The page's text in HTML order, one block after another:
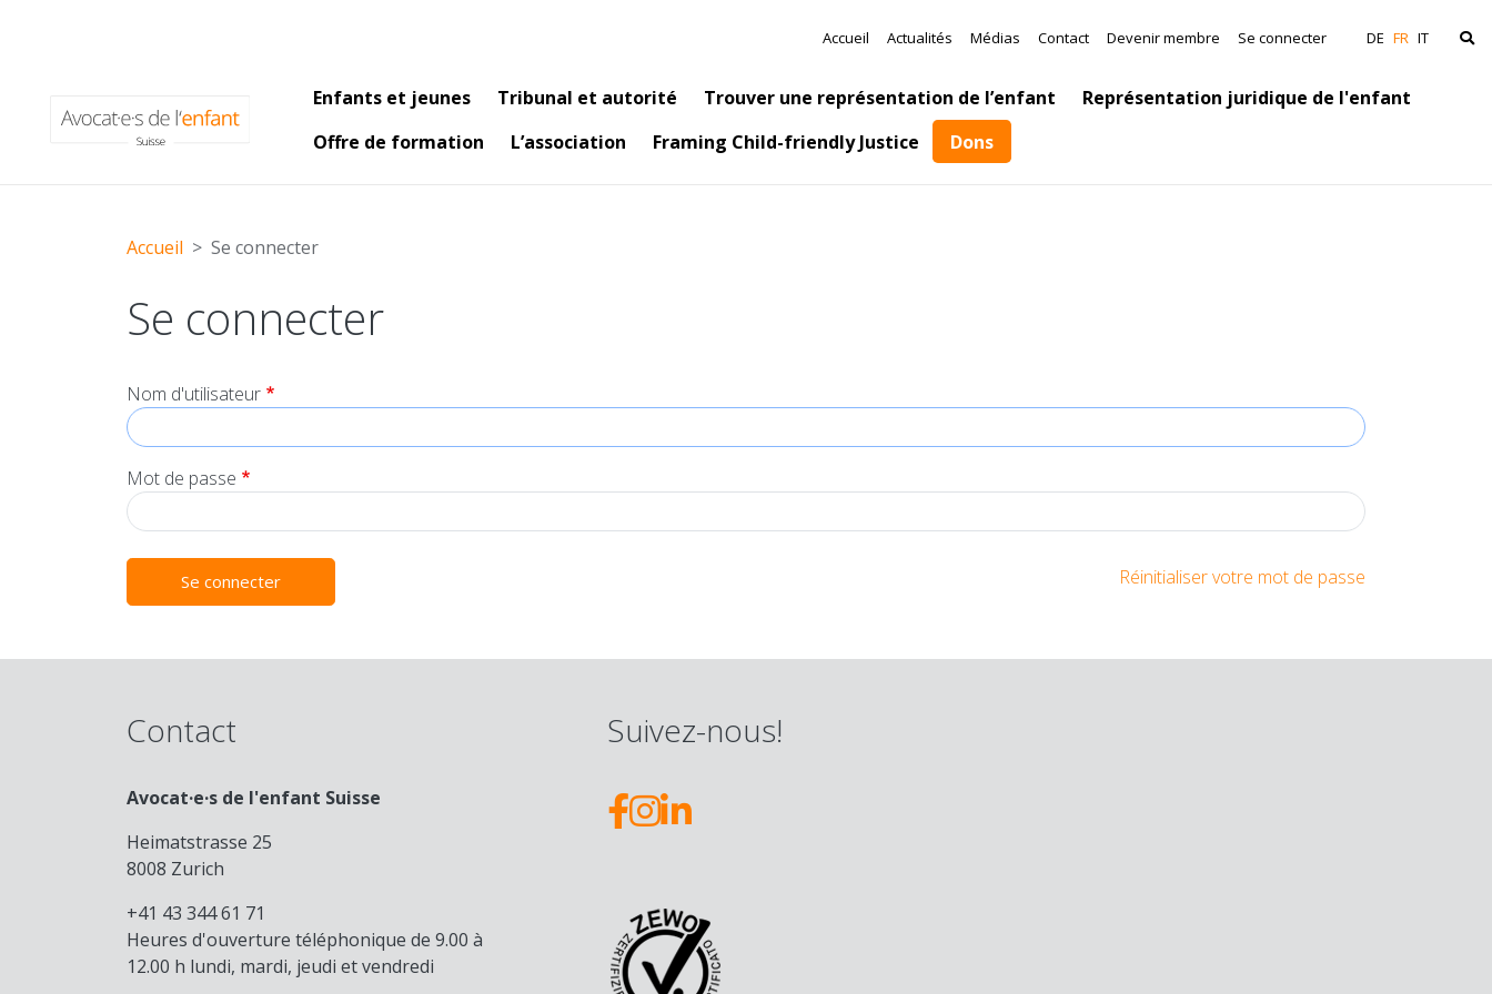
Meta Navigation
Accueil Actualités Médias Contact Devenir membre Se connecter DE FR IT
Main navigation
Enfants et jeunes Tribunal et autorité Trouver une représentation de l’enfant
Représentation juridique de l'enfant
Offre de formation
L’association Framing Child-friendly Justice Dons
Accueil Se connecter
Se connecter
Nom d'utilisateur
Mot de passe
Se connecter Réinitialiser votre mot de passe
Contact
Avocat·e·s de l'enfant Suisse
Heimatstrasse 25
8008 Zurich
+41 43 344 61 71
Heures d'ouverture téléphonique de 9.00 à
12.00 h lundi, mardi, jeudi et vendredi
Suivez-nous!